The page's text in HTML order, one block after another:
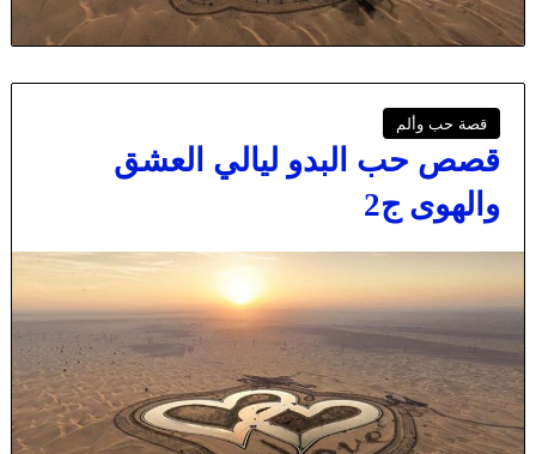
قصة حب وألم
قصص حب البدو ليالي العشق
والهوى ج2